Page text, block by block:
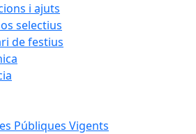
i ajuts
selectius
de festius
Públiques Vigents